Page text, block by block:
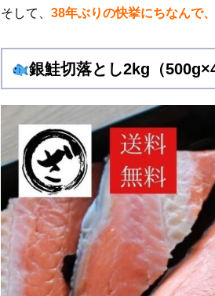
そして、38年ぶりの快挙にちなんで
銀鮭切落とし2kg（